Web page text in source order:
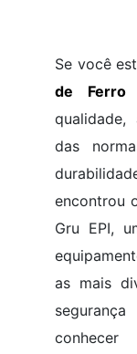
Se você
de
das
encontrou
Gru EPI,
as mais